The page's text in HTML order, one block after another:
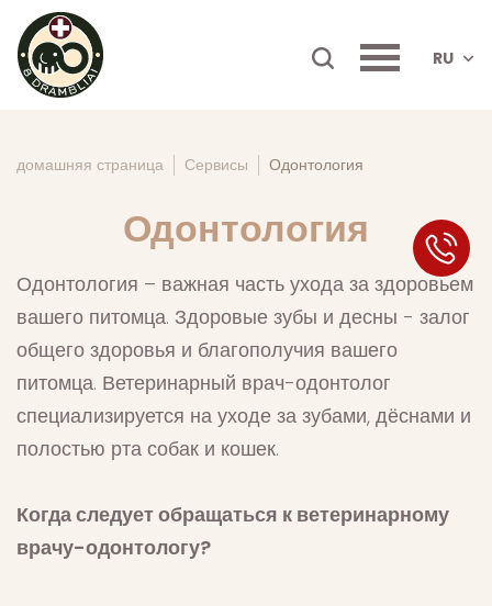
RU
домашняя страница Сервисы Одонтология
Одонтология
Одонтология – важная часть ухода за здоровьем
вашего питомца. Здоровые зубы и десны - залог
общего здоровья и благополучия вашего
питомца. Ветеринарный врач-одонтолог
специализируется на уходе за зубами, дёснами и
полостью рта собак и кошек.
Когда следует обращаться к ветеринарному
врачу-одонтологу?